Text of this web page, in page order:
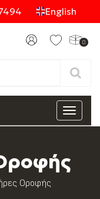
English
0
Toggle
Οροφής